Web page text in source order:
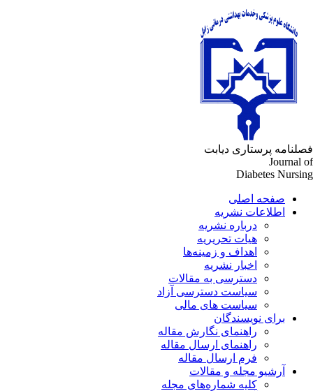
پرستاری دیابت
Journal
Diabetes
صفحه اصلی
اطلاعات نشریه
درباره نشریه
هیات تحریریه
اهداف و زمینه‌ها
اخبار نشریه
دسترسی به مقالات
سیاست دسترسی آزاد
سیاست های مالی
برای نویسندگان
راهنمای نگارش مقاله
راهنمای ارسال مقاله
فرم ارسال مقاله
آرشیو مجله و مقالات
کلیه شماره‌های مجله